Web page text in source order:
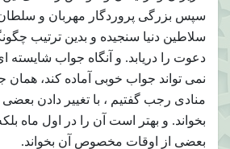
سپس بزرگى پروردگار مهربان و سلطان
سلاطين دنيا سنجيده و بدين ترتيب
دعوت را دريابد. و آنگاه جواب شايسته
نمى تواند جواب خوبى آماده كند، همان
منادى رجب گفتيم ، با تغيير دادن بعضى
بخواند. و بهتر است آن را در اول ماه
بعضى از اوقات مخصوص آن بخواند.